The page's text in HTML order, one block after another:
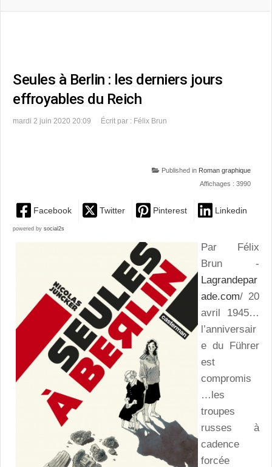
Seules à Berlin : les derniers jours
effroyables du Reich
mardi 2 juin 2020 20:09 Écrit par : Félix Brun
Published in Roman graphique
Affichages : 3990
Facebook Twitter Pinterest Linkedin
powered by social2s
Par Félix
Brun -
Lagrandepar
ade.com/ 20
avril 1945…
l’anniversair
e du Führer
est
compromis
…les
troupes
russes à
cadence
forcée